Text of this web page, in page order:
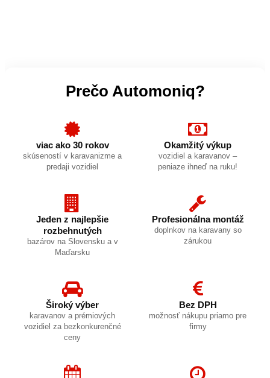
Prečo Automoniq?
viac ako 30 rokov
skúseností v karavanizme a
predaji vozidiel
Okamžitý výkup
vozidiel a karavanov –
peniaze ihneď na ruku!
Jeden z najlepšie
rozbehnutých
bazárov na Slovensku a v
Maďarsku
Profesionálna montáž
doplnkov na karavany so
zárukou
Široký výber
karavanov a prémiových
vozidiel za bezkonkurenčné
ceny
Bez DPH
možnosť nákupu priamo pre
firmy